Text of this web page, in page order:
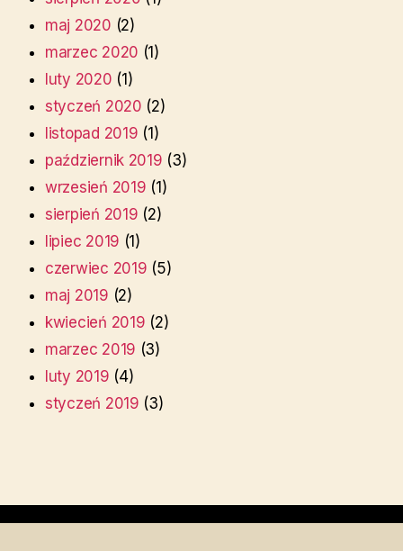
maj 2020 (2)
marzec 2020 (1)
luty 2020 (1)
styczeń 2020 (2)
listopad 2019 (1)
październik 2019 (3)
wrzesień 2019 (1)
sierpień 2019 (2)
lipiec 2019 (1)
czerwiec 2019 (5)
maj 2019 (2)
kwiecień 2019 (2)
marzec 2019 (3)
luty 2019 (4)
styczeń 2019 (3)